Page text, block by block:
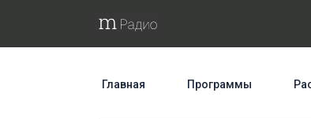
Главная Программы